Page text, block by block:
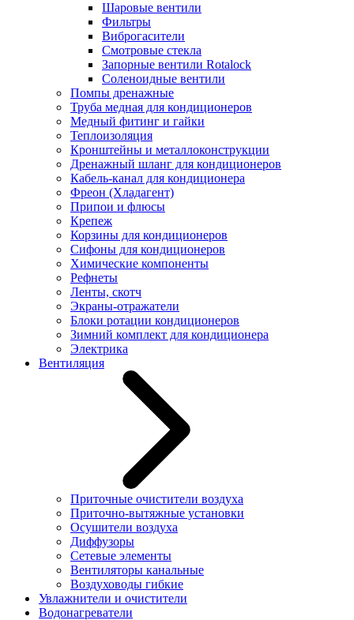
Шаровые вентили
Фильтры
Виброгасители
Смотровые стекла
Запорные вентили Rotalock
Соленоидные вентили
Помпы дренажные
Труба медная для кондиционеров
Медный фитинг и гайки
Теплоизоляция
Кронштейны и металлоконструкции
Дренажный шланг для кондиционеров
Кабель-канал для кондиционера
Фреон (Хладагент)
Припои и флюсы
Крепеж
Корзины для кондиционеров
Сифоны для кондиционеров
Химические компоненты
Рефнеты
Ленты, скотч
Экраны-отражатели
Блоки ротации кондиционеров
Зимний комплект для кондиционера
Электрика
Вентиляция
Приточные очистители воздуха
Приточно-вытяжные установки
Осушители воздуха
Диффузоры
Сетевые элементы
Вентиляторы канальные
Воздуховоды гибкие
Увлажнители и очистители
Водонагреватели